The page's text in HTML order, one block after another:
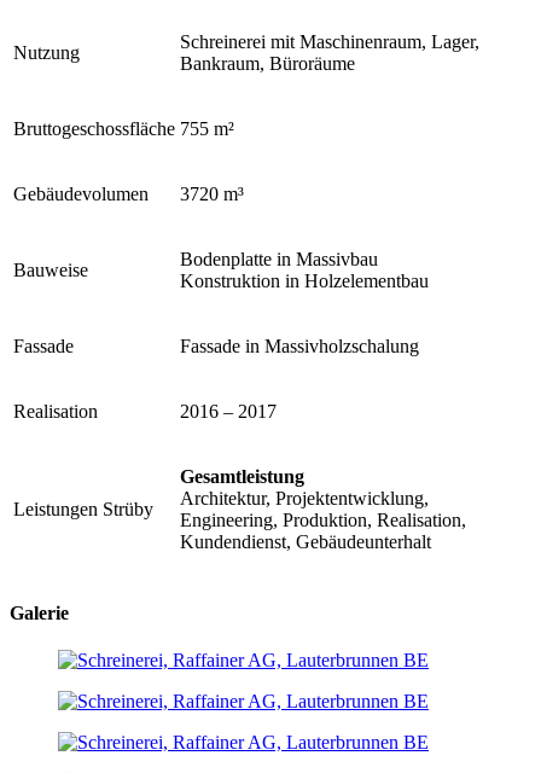
Nutzung
Schreinerei mit Maschinenraum, Lager,
Bankraum, Büroräume
Bruttogeschossfläche 755 m²
Gebäudevolumen 3720 m³
Bauweise
Bodenplatte in Massivbau
Konstruktion in Holzelementbau
Fassade Fassade in Massivholzschalung
Realisation 2016 – 2017
Leistungen Strüby
Gesamtleistung
Architektur, Projektentwicklung,
Engineering, Produktion, Realisation,
Kundendienst, Gebäudeunterhalt
Galerie